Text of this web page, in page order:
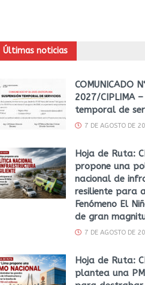
Últimas noticias
COMUNICADO
2027/CIPLIMA
temporal de
7 DE AGOSTO DE
Hoja de Ruta:
propone una
nacional de
resiliente para
Fenómeno El
de gran
7 DE AGOSTO DE
Hoja de Ruta:
plantea una